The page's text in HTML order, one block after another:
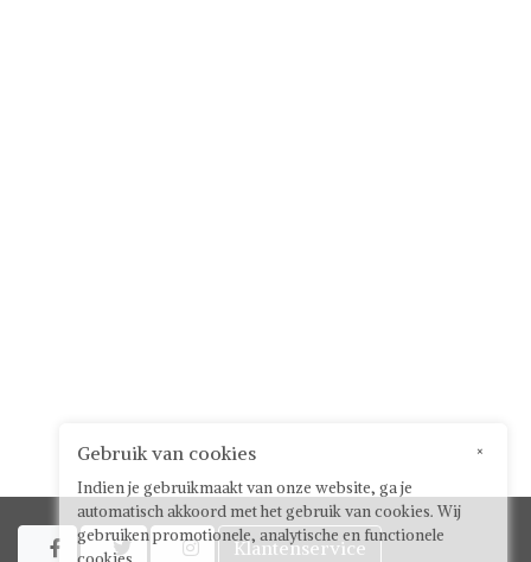
   Klantenservice
×
Gebruik van cookies
Indien je gebruikmaakt van onze website, ga je
automatisch akkoord met het gebruik van cookies. Wij
gebruiken promotionele, analytische en functionele